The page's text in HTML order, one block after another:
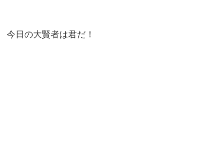
今日の大賢者は君だ！